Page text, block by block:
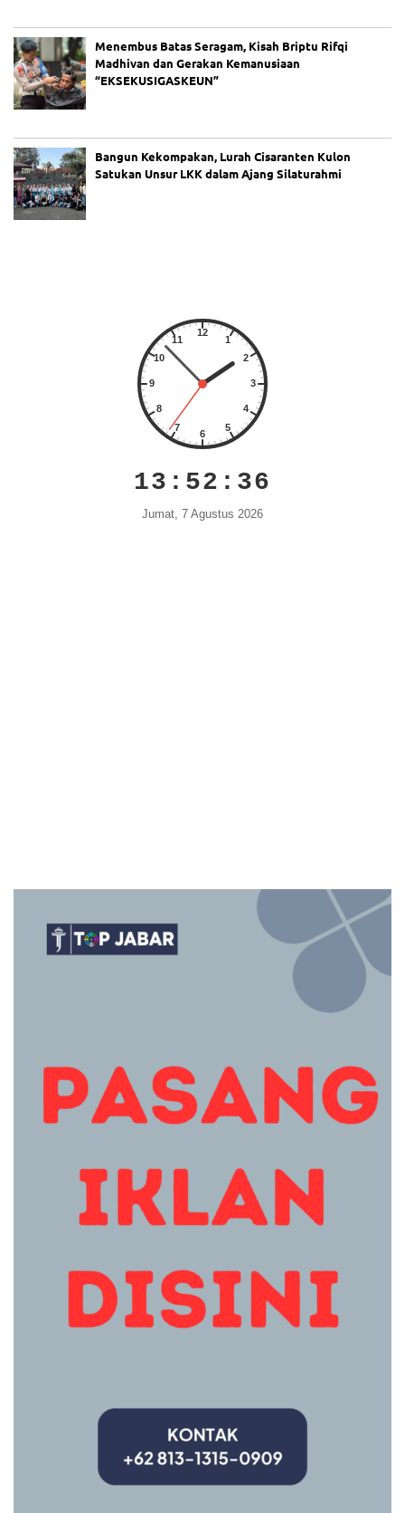
Menembus Batas Seragam, Kisah Briptu Rifqi
Madhivan dan Gerakan Kemanusiaan
“EKSEKUSIGASKEUN”
Bangun Kekompakan, Lurah Cisaranten Kulon
Satukan Unsur LKK dalam Ajang Silaturahmi
13:52:36
Jumat, 7 Agustus 2026